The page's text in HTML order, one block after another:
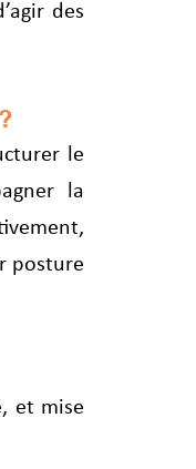
des
le
la
posture
et mise